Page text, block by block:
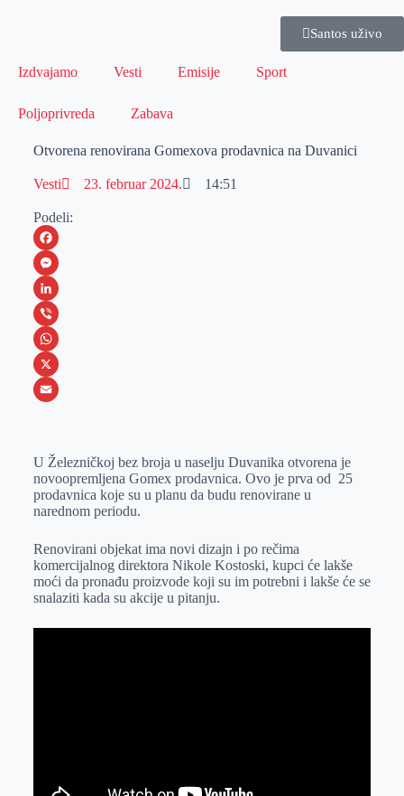
Santos uživo
Izdvajamo Vesti Emisije Sport
Poljoprivreda Zabava
Otvorena renovirana Gomexova prodavnica na Duvanici
Vesti 23. februar 2024. 14:51
Podeli:
F
a
c
e
b
o
M
e
s
s
e
e
r
L
i
n
k
I
n
V
i
b
W
h
s
A
p
p
X
a
i
l
U Železničkoj bez broja u naselju Duvanika otvorena je
novoopremljena Gomex prodavnica. Ovo je prva od 25
prodavnica koje su u planu da budu renovirane u
narednom periodu.
Renovirani objekat ima novi dizajn i po rečima
komercijalnog direktora Nikole Kostoski, kupci će lakše
moći da pronađu proizvode koji su im potrebni i lakše će se
snalaziti kada su akcije u pitanju.